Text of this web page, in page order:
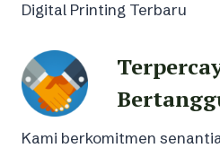
Digital Printing Terbaru
Kami berkomitmen